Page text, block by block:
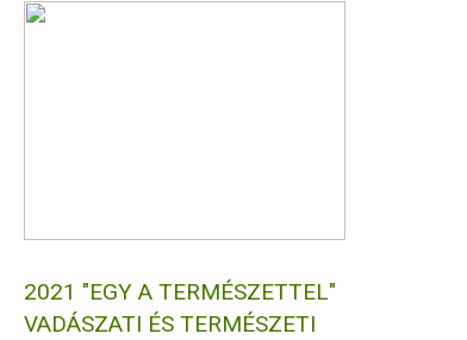
2021 "EGY A TERMÉSZETTEL"
VADÁSZATI ÉS TERMÉSZETI